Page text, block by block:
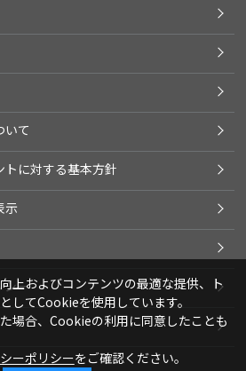
いて
に対する基本方針
示
シー
上およびコンテンツの最適な提供、ト
してCookieを使用しています。
場合、Cookieの利用に同意したことも
ーポリシーをご確認ください。